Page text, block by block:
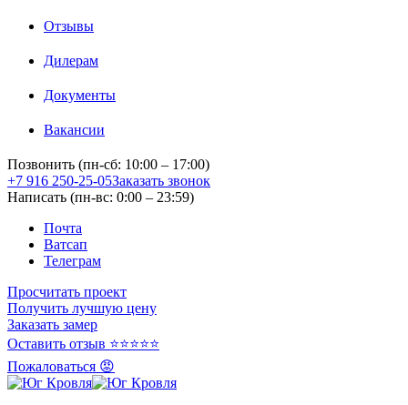
Отзывы
Дилерам
Документы
Вакансии
Позвонить (пн-сб: 10:00 – 17:00)
+7 916 250-25-05Заказать звонок
Написать (пн-вс: 0:00 – 23:59)
Почта
Ватсап
Телеграм
Просчитать проект
Получить лучшую цену
Заказать замер
Оставить отзыв ⭐⭐⭐⭐⭐
Пожаловаться 😡